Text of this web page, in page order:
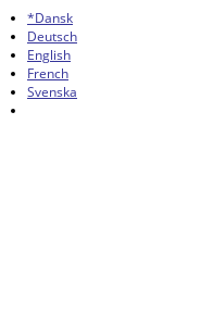
*Dansk
Deutsch
English
French
Svenska